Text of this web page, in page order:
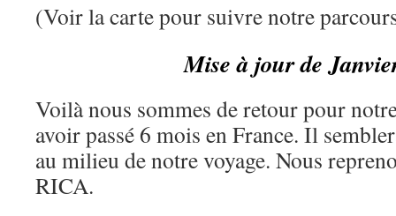
(Voir la carte pour suivre notre
Mise à jour de
Voilà nous sommes de retour pour
avoir passé 6 mois en France. Il
au milieu de notre voyage. Nous
RICA.